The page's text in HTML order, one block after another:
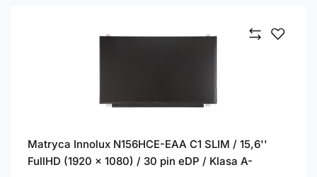
Matryca Innolux N156HCE-EAA C1 SLIM / 15,6''
FullHD (1920 x 1080) / 30 pin eDP / Klasa A-